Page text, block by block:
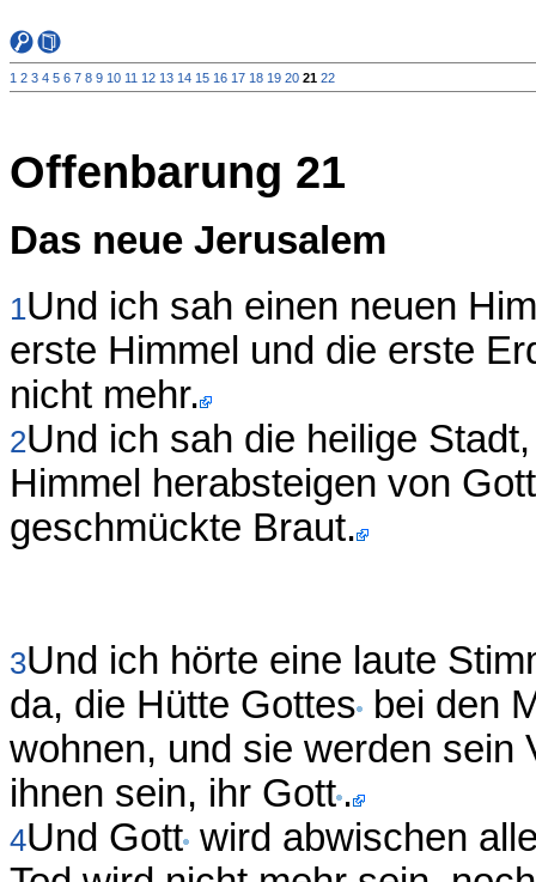
1 2 3 4 5 6 7 8 9 10 11 12 13 14 15 16 17 18 19 20 21 22
Offenbarung 21
Das neue Jerusalem
1Und ich sah einen neuen
erste Himmel und die erste
nicht mehr.
2Und ich sah die heilige
Himmel herabsteigen von Gott
geschmückte Braut.
3Und ich hörte eine laute
da, die Hütte Gottes bei den
wohnen, und sie werden sein
ihnen sein, ihr Gott .
4Und Gott wird abwischen